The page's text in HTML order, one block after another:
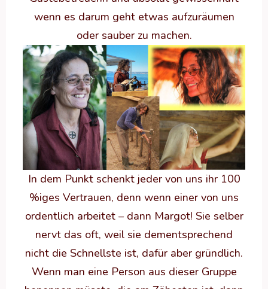
wenn es darum geht etwas aufzuräumen
oder sauber zu machen.
In dem Punkt schenkt jeder von uns ihr 100
%iges Vertrauen, denn wenn einer von uns
ordentlich arbeitet – dann Margot! Sie selber
nervt das oft, weil sie dementsprechend
nicht die Schnellste ist, dafür aber gründlich.
Wenn man eine Person aus dieser Gruppe